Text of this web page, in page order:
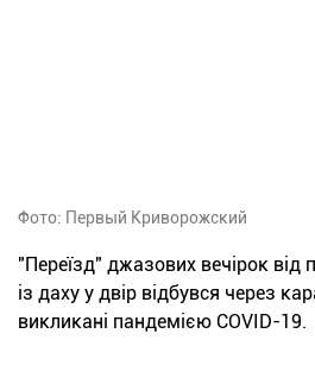
Фото: Первый Криворожский
"Переїзд" джазових вечірок від
із даху у двір відбувся через
викликані пандемією COVID-19.